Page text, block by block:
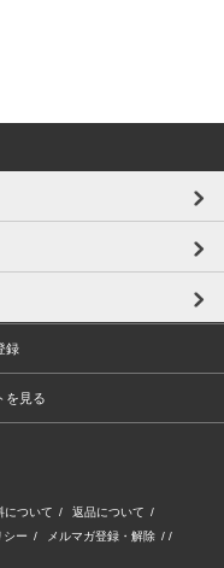
録
を見る
について / 返品について /
シー / メルマガ登録・解除 / /